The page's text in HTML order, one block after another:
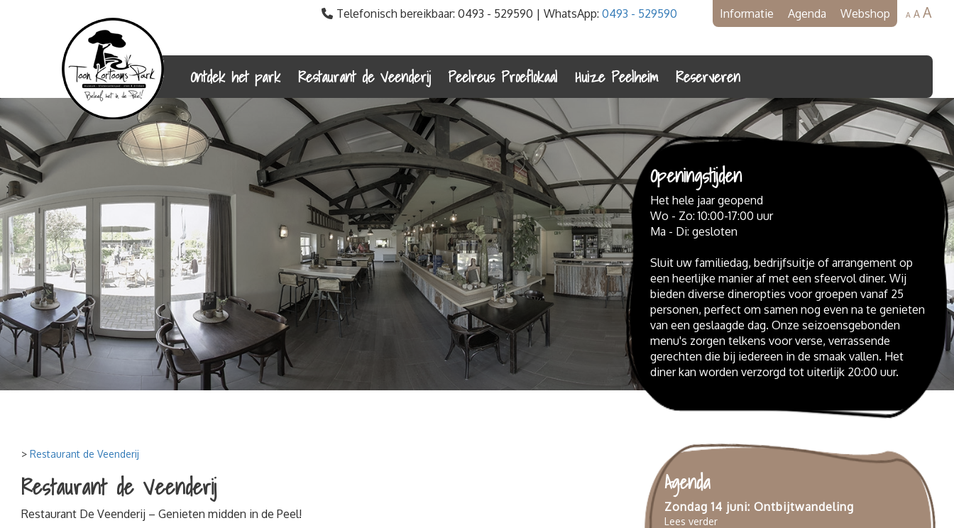
Telefonisch bereikbaar: 0493 - 529590 | WhatsApp: 0493 - 529590 Informatie Agenda Webshop A A A
Ontdek het park Restaurant de Veenderij Peelreus Proeflokaal Huize Peelheim Reserveren
Openingstijden
Het hele jaar geopend
Wo - Zo: 10:00-17:00 uur
Ma - Di: gesloten
Sluit uw familiedag, bedrijfsuitje of arrangement op
een heerlijke manier af met een sfeervol diner. Wij
bieden diverse dineropties voor groepen vanaf 25
personen, perfect om samen nog even na te genieten
van een geslaagde dag. Onze seizoensgebonden
menu's zorgen telkens voor verse, verrassende
gerechten die bij iedereen in de smaak vallen. Het
diner kan worden verzorgd tot uiterlijk 20:00 uur.
> Restaurant de Veenderij
Restaurant de Veenderij
Restaurant De Veenderij – Genieten midden in de Peel!
Agenda
Zondag 14 juni: Ontbijtwandeling
Lees verder